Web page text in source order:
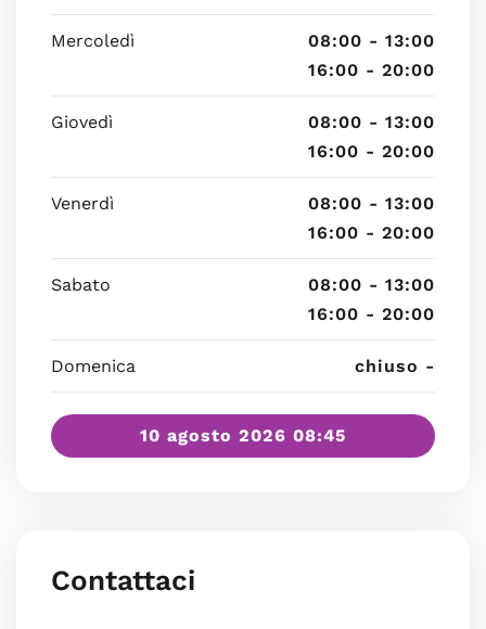
Mercoledì
08:00 - 13:00
16:00 - 20:00
Giovedì
08:00 - 13:00
16:00 - 20:00
Venerdì
08:00 - 13:00
16:00 - 20:00
Sabato
08:00 - 13:00
16:00 - 20:00
Domenica chiuso -
10 agosto 2026 08:45
Contattaci